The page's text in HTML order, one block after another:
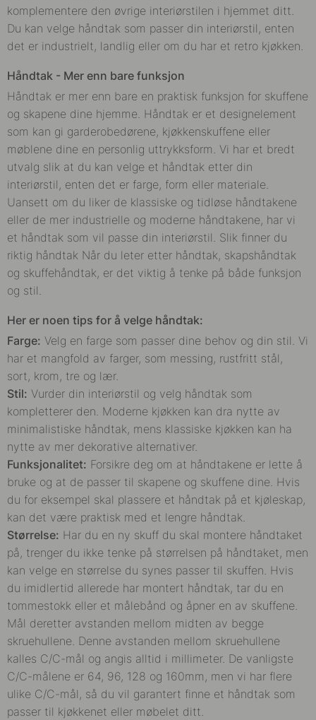
komplementere den øvrige interiørstilen i hjemmet ditt.
Du kan velge håndtak som passer din interiørstil, enten
det er industrielt, landlig eller om du har et retro kjøkken.
Håndtak - Mer enn bare funksjon
Håndtak er mer enn bare en praktisk funksjon for skuffene
og skapene dine hjemme. Håndtak er et designelement
som kan gi garderobedørene, kjøkkenskuffene eller
møblene dine en personlig uttrykksform. Vi har et bredt
utvalg slik at du kan velge et håndtak etter din
interiørstil, enten det er farge, form eller materiale.
Uansett om du liker de klassiske og tidløse håndtakene
eller de mer industrielle og moderne håndtakene, har vi
et håndtak som vil passe din interiørstil. Slik finner du
riktig håndtak Når du leter etter håndtak, skapshåndtak
og skuffehåndtak, er det viktig å tenke på både funksjon
og stil.
Her er noen tips for å velge håndtak:
Farge: Velg en farge som passer dine behov og din stil. Vi
har et mangfold av farger, som messing, rustfritt stål,
sort, krom, tre og lær.
Stil: Vurder din interiørstil og velg håndtak som
kompletterer den. Moderne kjøkken kan dra nytte av
minimalistiske håndtak, mens klassiske kjøkken kan ha
nytte av mer dekorative alternativer.
Funksjonalitet: Forsikre deg om at håndtakene er lette å
bruke og at de passer til skapene og skuffene dine. Hvis
du for eksempel skal plassere et håndtak på et kjøleskap,
kan det være praktisk med et lengre håndtak.
Størrelse: Har du en ny skuff du skal montere håndtaket
på, trenger du ikke tenke på størrelsen på håndtaket, men
kan velge en størrelse du synes passer til skuffen. Hvis
du imidlertid allerede har montert håndtak, tar du en
tommestokk eller et målebånd og åpner en av skuffene.
Mål deretter avstanden mellom midten av begge
skruehullene. Denne avstanden mellom skruehullene
kalles C/C-mål og angis alltid i millimeter. De vanligste
C/C-målene er 64, 96, 128 og 160mm, men vi har flere
ulike C/C-mål, så du vil garantert finne et håndtak som
passer til kjøkkenet eller møbelet ditt.